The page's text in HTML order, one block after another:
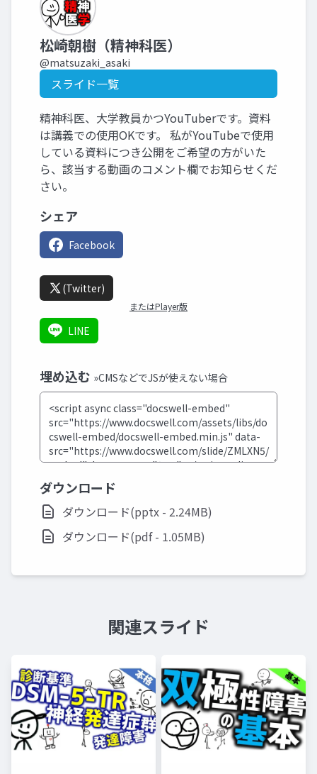
松崎朝樹（精神科医）
@matsuzaki_asaki
スライド一覧
精神科医、大学教員かつYouTuberです。資料
は講義での使用OKです。 私がYouTubeで使用
している資料につき公開をご希望の方がいた
ら、該当する動画のコメント欄でお知らせくだ
さい。
シェア
Facebook
(Twitter)
またはPlayer版
LINE
埋め込む »CMSなどでJSが使えない場合
ダウンロード
ダウンロード(pptx - 2.24MB)
ダウンロード(pdf - 1.05MB)
関連スライド